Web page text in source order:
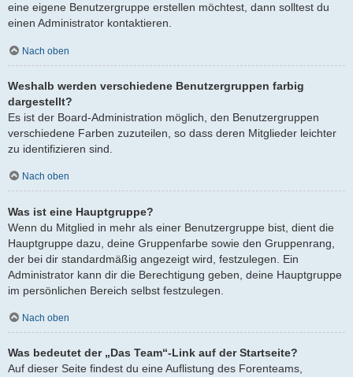
eine eigene Benutzergruppe erstellen möchtest, dann solltest du
einen Administrator kontaktieren.
Nach oben
Weshalb werden verschiedene Benutzergruppen farbig
dargestellt?
Es ist der Board-Administration möglich, den Benutzergruppen
verschiedene Farben zuzuteilen, so dass deren Mitglieder leichter
zu identifizieren sind.
Nach oben
Was ist eine Hauptgruppe?
Wenn du Mitglied in mehr als einer Benutzergruppe bist, dient die
Hauptgruppe dazu, deine Gruppenfarbe sowie den Gruppenrang,
der bei dir standardmäßig angezeigt wird, festzulegen. Ein
Administrator kann dir die Berechtigung geben, deine Hauptgruppe
im persönlichen Bereich selbst festzulegen.
Nach oben
Was bedeutet der „Das Team“-Link auf der Startseite?
Auf dieser Seite findest du eine Auflistung des Forenteams,